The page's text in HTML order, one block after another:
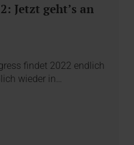
Jetzt geht’s an
findet 2022 endlich
wieder in…